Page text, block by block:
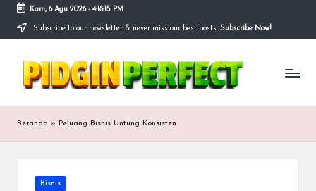
Skip
content
Kam, 6 Agu 2026- 4:18:16 PM
Subscribe to our newsletter & never miss our best posts. Subscribe Now!
P
d
g
Bersama
kita
depan
yang
Beranda » Peluang Bisnis Untung Konsisten
Posted
Bisnis